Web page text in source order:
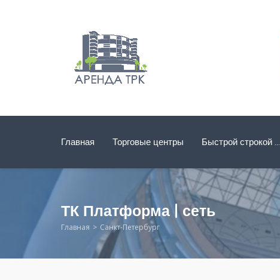
Главная Торговые центры Быстрой строкой …
ТК Платформа | сеть
Главная Санкт-Петербург